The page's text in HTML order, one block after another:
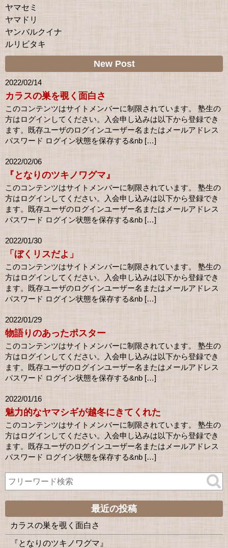
ヤマセミ
ヤマドリ
ヤンバルクイナ
ルリビタキ
New Post
2022/02/14
カラスの巣を覗く面白さ
このコンテンツはサイトメンバーに制限されています。 塾生の
方はログインしてください。入会申し込みは以下から登録でき
ます。既存ユーザのログインユーザー名またはメールアドレス
パスワード ログイン状態を保存する&nb […]
2022/02/06
『となりのツキノワグマ』
このコンテンツはサイトメンバーに制限されています。 塾生の
方はログインしてください。入会申し込みは以下から登録でき
ます。既存ユーザのログインユーザー名またはメールアドレス
パスワード ログイン状態を保存する&nb […]
2022/01/30
「ぼくリスだよ」
このコンテンツはサイトメンバーに制限されています。 塾生の
方はログインしてください。入会申し込みは以下から登録でき
ます。既存ユーザのログインユーザー名またはメールアドレス
パスワード ログイン状態を保存する&nb […]
2022/01/29
物語りのあったポスター
このコンテンツはサイトメンバーに制限されています。 塾生の
方はログインしてください。入会申し込みは以下から登録でき
ます。既存ユーザのログインユーザー名またはメールアドレス
パスワード ログイン状態を保存する&nb […]
2022/01/16
魅力的なヤマシギが越冬にきてくれた
このコンテンツはサイトメンバーに制限されています。 塾生の
方はログインしてください。入会申し込みは以下から登録でき
ます。既存ユーザのログインユーザー名またはメールアドレス
パスワード ログイン状態を保存する&nb […]
最近の投稿
カラスの巣を覗く面白さ
『となりのツキノワグマ』